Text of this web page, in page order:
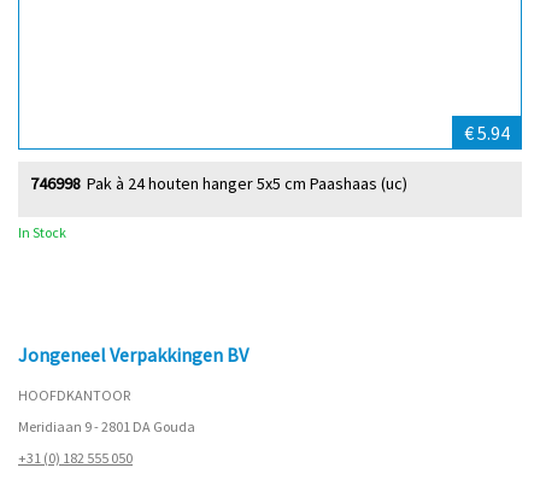
€ 5.94
Pak à 24 houten hanger 5x5 cm Paashaas (uc)
746998
In Stock
Jongeneel Verpakkingen BV
HOOFDKANTOOR
Meridiaan 9 - 2801 DA Gouda
+31 (0) 182 555 050